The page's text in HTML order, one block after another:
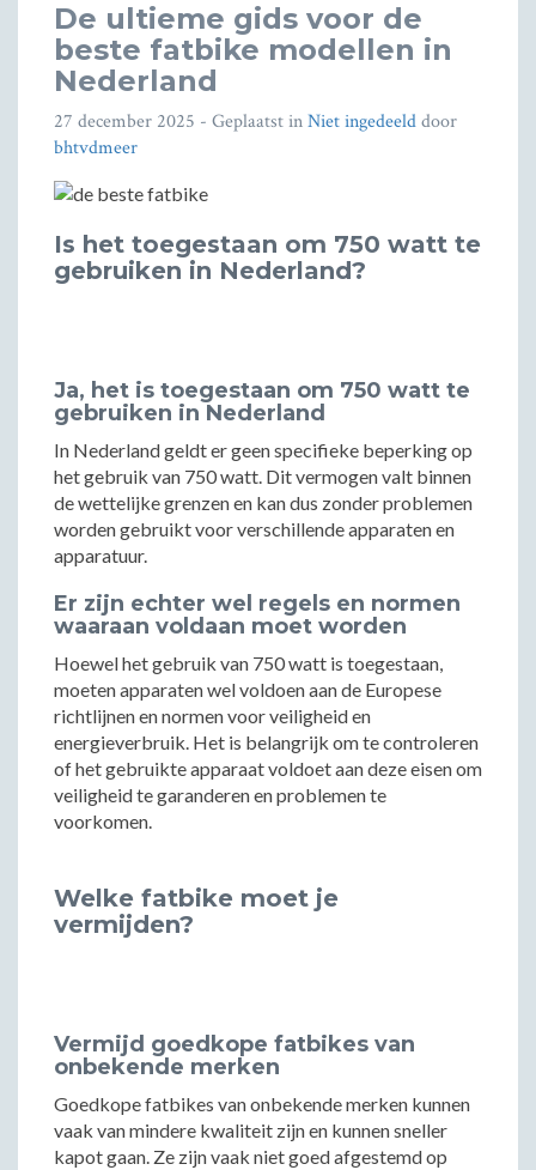
De ultieme gids voor de
beste fatbike modellen in
Nederland
27 december 2025 - Geplaatst inNiet ingedeelddoor
bhtvdmeer
Is het toegestaan om 750 watt te
gebruiken in Nederland?
Ja, het is toegestaan om 750 watt te
gebruiken in Nederland
In Nederland geldt er geen specifieke beperking op
het gebruik van 750 watt. Dit vermogen valt binnen
de wettelijke grenzen en kan dus zonder problemen
worden gebruikt voor verschillende apparaten en
apparatuur.
Er zijn echter wel regels en normen
waaraan voldaan moet worden
Hoewel het gebruik van 750 watt is toegestaan,
moeten apparaten wel voldoen aan de Europese
richtlijnen en normen voor veiligheid en
energieverbruik. Het is belangrijk om te controleren
of het gebruikte apparaat voldoet aan deze eisen om
veiligheid te garanderen en problemen te
voorkomen.
Welke fatbike moet je
vermijden?
Vermijd goedkope fatbikes van
onbekende merken
Goedkope fatbikes van onbekende merken kunnen
vaak van mindere kwaliteit zijn en kunnen sneller
kapot gaan. Ze zijn vaak niet goed afgestemd op